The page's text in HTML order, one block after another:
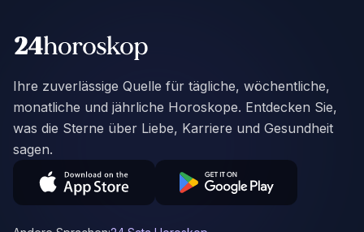
Ihre zuverlässige Quelle für tägliche, wöchentliche,
monatliche und jährliche Horoskope. Entdecken Sie,
was die Sterne über Liebe, Karriere und Gesundheit
sagen.